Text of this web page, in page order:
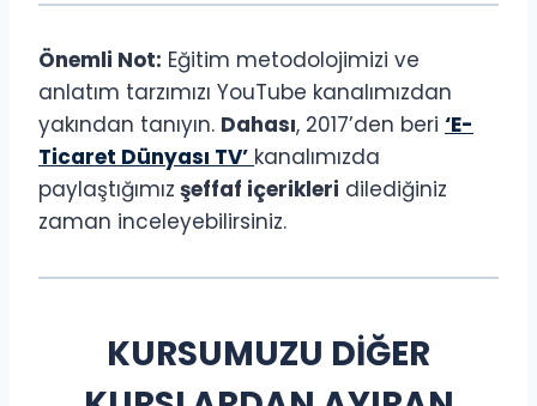
Önemli Not: Eğitim metodolojimizi ve
anlatım tarzımızı YouTube kanalımızdan
yakından tanıyın. Dahası, 2017’den beri ‘E-
Ticaret Dünyası TV’ kanalımızda
paylaştığımız şeffaf içerikleri dilediğiniz
zaman inceleyebilirsiniz.
KURSUMUZU DİĞER